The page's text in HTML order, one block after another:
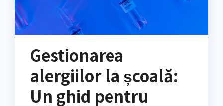
Gestionarea
alergiilor la școală:
Un ghid pentru